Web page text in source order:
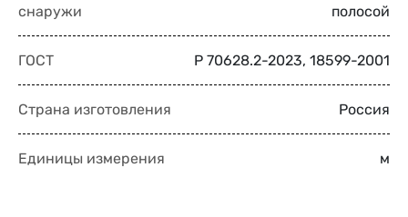
снаружи
полосой
ГОСТ Р 70628.2-2023, 18599-2001
Страна изготовления Россия
Единицы измерения м